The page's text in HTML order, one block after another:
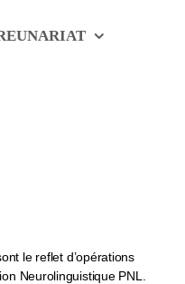
le reflet d’opérations
Neurolinguistique PNL.